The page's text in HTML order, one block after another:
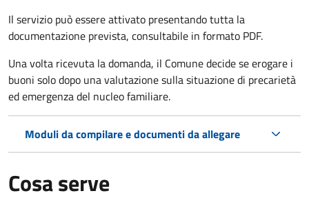
Il servizio può essere attivato presentando tutta la
documentazione prevista, consultabile in formato PDF.
Una volta ricevuta la domanda, il Comune decide se erogare i
buoni solo dopo una valutazione sulla situazione di precarietà
ed emergenza del nucleo familiare.
Moduli da compilare e documenti da allegare
Cosa serve